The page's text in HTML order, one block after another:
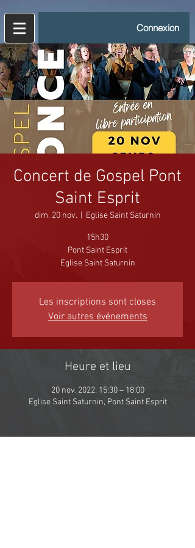
Connexion
Concert de Gospel Pont
Saint Esprit
dim. 20 nov.
  |
Eglise Saint Saturnin
15h30
Pont Saint Esprit
Eglise Saint Saturnin
Les inscriptions sont closes
Voir autres événements
Heure et lieu
20 nov. 2022, 15:30 – 18:00
Eglise Saint Saturnin, Pont Saint Esprit